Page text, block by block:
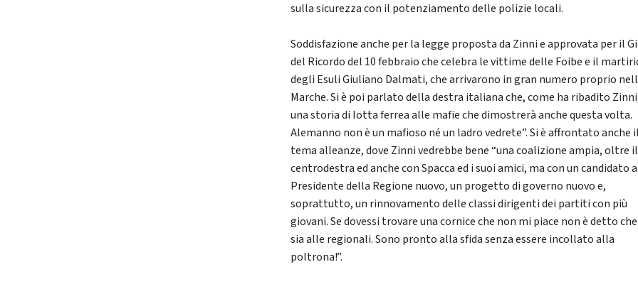
sulla sicurezza con il potenziamento delle polizie locali.
Soddisfazione anche per la legge proposta da Zinni e approvata per il
del Ricordo del 10 febbraio che celebra le vittime delle Foibe e il
degli Esuli Giuliano Dalmati, che arrivarono in gran numero proprio
Marche. Si è poi parlato della destra italiana che, come ha ribadito
una storia di lotta ferrea alle mafie che dimostrerà anche questa volta.
Alemanno non è un mafioso né un ladro vedrete”. Si è affrontato anche il
tema alleanze, dove Zinni vedrebbe bene “una coalizione ampia, oltre il
centrodestra ed anche con Spacca ed i suoi amici, ma con un candidato a
Presidente della Regione nuovo, un progetto di governo nuovo e,
soprattutto, un rinnovamento delle classi dirigenti dei partiti con più
giovani. Se dovessi trovare una cornice che non mi piace non è detto
sia alle regionali. Sono pronto alla sfida senza essere incollato alla
poltrona!”.